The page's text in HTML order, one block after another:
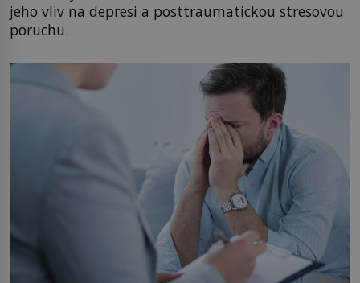
jeho vliv na depresi a posttraumatickou stresovou
poruchu.